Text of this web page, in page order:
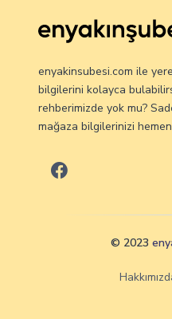
enyakinsubesi.com ile
bilgilerini kolayca
rehberimizde yok mu?
mağaza bilgilerinizi
© 2023